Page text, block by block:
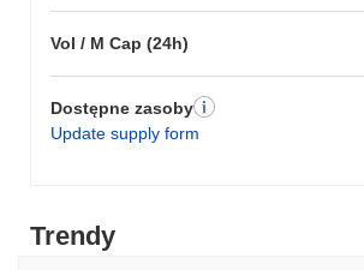
Vol / M Cap (24h)
Dostępne zasoby
Update supply form
Trendy